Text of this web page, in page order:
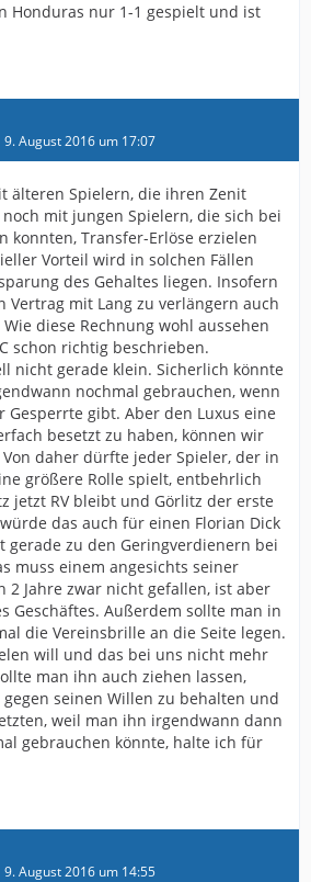
Honduras nur 1-1 gespielt und ist
9. August 2016 um 17:07
älteren Spielern, die ihren Zenit
mit jungen Spielern, die sich bei
konnten, Transfer-Erlöse erzielen
Vorteil wird in solchen Fällen
des Gehaltes liegen. Insofern
Vertrag mit Lang zu verlängern auch
diese Rechnung wohl aussehen
schon richtig beschrieben.
nicht gerade klein. Sicherlich könnte
nochmal gebrauchen, wenn
Gesperrte gibt. Aber den Luxus eine
besetzt zu haben, können wir
daher dürfte jeder Spieler, der in
größere Rolle spielt, entbehrlich
jetzt RV bleibt und Görlitz der erste
das auch für einen Florian Dick
gerade zu den Geringverdienern bei
muss einem angesichts seiner
2 Jahre zwar nicht gefallen, ist aber
Geschäftes. Außerdem sollte man in
die Vereinsbrille an die Seite legen.
will und das bei uns nicht mehr
man ihn auch ziehen lassen,
seinen Willen zu behalten und
weil man ihn irgendwann dann
gebrauchen könnte, halte ich für
9. August 2016 um 14:55